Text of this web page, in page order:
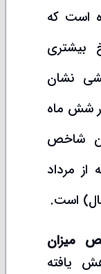
ثبت کرده است که
بیشتری
نشان
شش ماه
شاخص
گذشته از مرداد
میزان
یافته